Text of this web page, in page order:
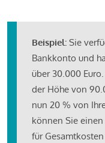
Beispiel: Sie
Bankkonto und
über 30.000
der Höhe von
nun 20 % von
können Sie
für